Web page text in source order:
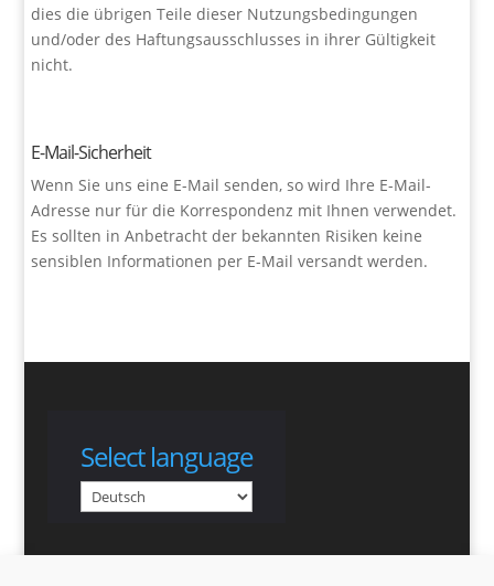
dies die übrigen Teile dieser Nutzungsbedingungen
und/oder des Haftungsausschlusses in ihrer Gültigkeit
nicht.
E-Mail-Sicherheit
Wenn Sie uns eine E-Mail senden, so wird Ihre E-Mail-
Adresse nur für die Korrespondenz mit Ihnen verwendet.
Es sollten in Anbetracht der bekannten Risiken keine
sensiblen Informationen per E-Mail versandt werden.
Select language